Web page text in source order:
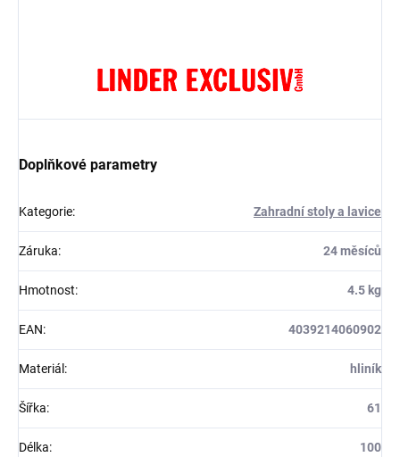
Doplňkové parametry
Kategorie: Zahradní stoly a lavice
Záruka: 24 měsíců
Hmotnost: 4.5 kg
EAN: 4039214060902
Materiál : hliník
Šířka: 61
Délka: 100